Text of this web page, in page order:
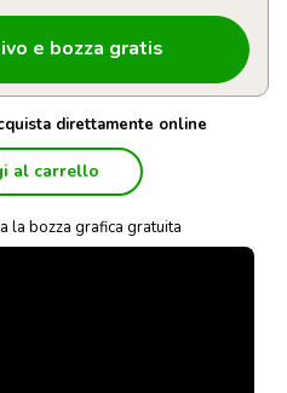
direttamente online
al carrello
la bozza grafica gratuita